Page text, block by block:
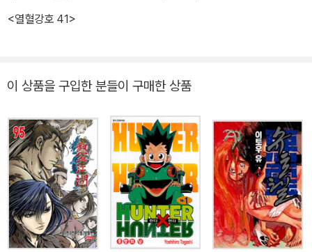
<열혈강호 41>
이 상품을 구입한 분들이 구매한 상품